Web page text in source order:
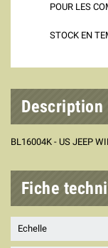
POUR LES
STOCK EN
Description
BL16004K - US JEEP
Fiche
Echelle